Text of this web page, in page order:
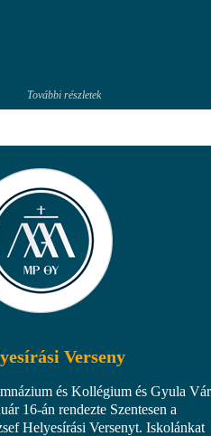
További részletek
Verseny
és Kollégium és Gyula
16-án rendezte Szentesen a
Helyesírási Versenyt. Iskolánkat